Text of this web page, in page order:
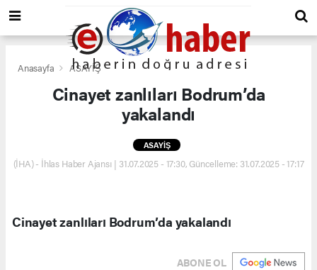
Anasayfa ASAYİŞ
Cinayet zanlıları Bodrum’da
yakalandı
ASAYİŞ
(İHA) - İhlas Haber Ajansı | 31.07.2025 - 17:30, Güncelleme: 31.07.2025 - 17:17
Cinayet zanlıları Bodrum’da yakalandı
ABONE OL